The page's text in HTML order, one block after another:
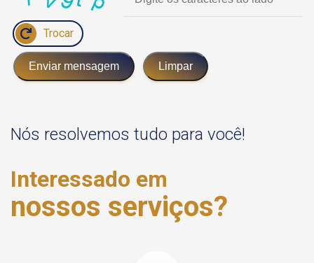
Trocar
Enviar mensagem Limpar
Nós resolvemos tudo para você!
Interessado em
nossos serviços?